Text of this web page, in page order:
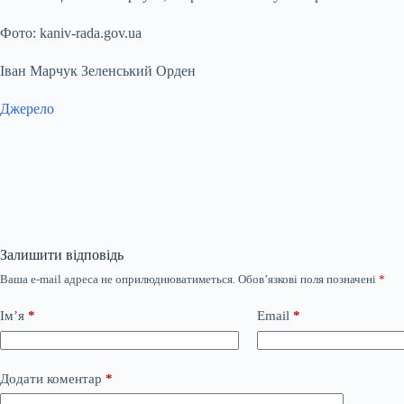
Фото: kaniv-rada.gov.ua
Іван Марчук Зеленський Орден
Джерело
Залишити відповідь
Ваша e-mail адреса не оприлюднюватиметься. Обов’язкові поля позначені *
Ім’я * Email *
Додати коментар *